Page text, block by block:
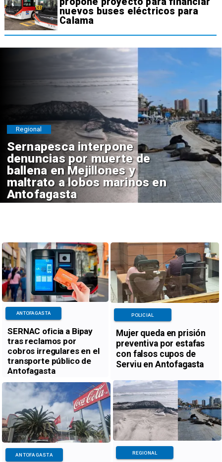
nuevos buses eléctricos para
Calama
Sernapesca interpone
denuncias por muerte de
ballena en Mejillones y
maltrato a lobos marinos en
Antofagasta
Regional
SERNAC oficia a Bipay
tras reclamos por
cobros irregulares en el
transporte público de
Antofagasta
ANTOFAGASTA
Mujer queda en prisión
preventiva por estafas
con falsos cupos de
Serviu en Antofagasta
POLICIAL
ANTOFAGASTA REGIONAL